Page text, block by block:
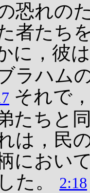
恐れの
者たち
に，彼
ラハム
それで
たちと
は，民
におい
た。
2:18